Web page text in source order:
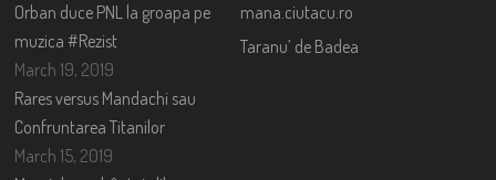
Orban duce PNL la groapa pe
muzica #Rezist
March 19, 2019
Rares versus Mandachi sau
Confruntarea Titanilor
March 15, 2019
mana.ciutacu.ro
Taranu’ de Badea